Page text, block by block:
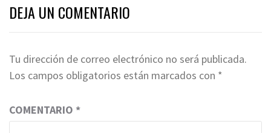
DEJA UN COMENTARIO
Tu dirección de correo electrónico no será publicada.
Los campos obligatorios están marcados con *
COMENTARIO *